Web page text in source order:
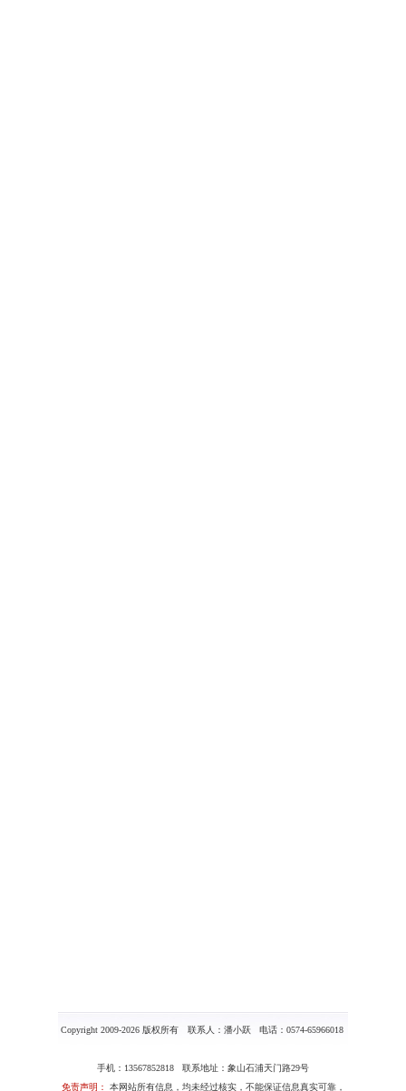
Copyright 2009-2026 版权所有 联系人：潘小跃 电话：0574-65966018
手机：13567852818 联系地址：象山石浦天门路29号
免责声明：
本网站所有信息，均未经过核实，不能保证信息真实可靠，